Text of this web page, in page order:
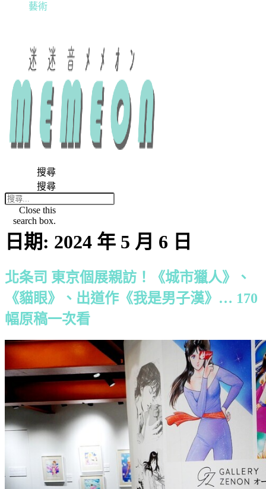
藝術
搜尋
搜尋
Close this
search box.
日期: 2024 年 5 月 6 日
北条司 東京個展親訪！《城市獵人》、
《貓眼》、出道作《我是男子漢》… 170
幅原稿一次看